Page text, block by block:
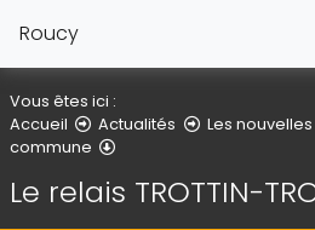
Roucy
Vous êtes ici :
Accueil
Actualités Les nouvelles
commune
Le relais TROTTIN-